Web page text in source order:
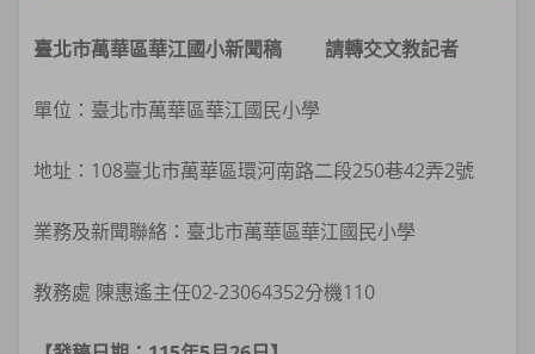
臺北市萬華區華江國小新聞稿 請轉交文教記者
單位：臺北市萬華區華江國民小學
地址：108臺北市萬華區環河南路二段250巷42弄2號
業務及新聞聯絡：臺北市萬華區華江國民小學
教務處 陳惠遙主任02-23064352分機110